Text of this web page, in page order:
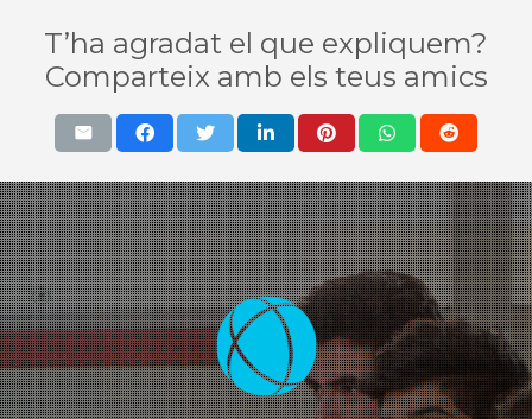
T’ha agradat el que expliquem?
Comparteix amb els teus amics